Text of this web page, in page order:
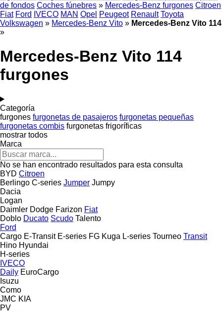
de fondos Coches fúnebres » Mercedes-Benz furgones Citroen
Fiat Ford IVECO MAN Opel Peugeot Renault Toyota
Volkswagen » Mercedes-Benz Vito » Mercedes-Benz Vito 114
»
Mercedes-Benz Vito 114
furgones
Categoría
furgones furgonetas de pasajeros furgonetas pequeñas
furgonetas combis furgonetas frigoríficas
mostrar todos
Marca
No se han encontrado resultados para esta consulta
BYD Citroen
Berlingo C-series Jumper Jumpy
Dacia
Logan
Daimler Dodge Farizon Fiat
Doblo Ducato Scudo Talento
Ford
Cargo E-Transit E-series FG Kuga L-series Tourneo Transit
Hino Hyundai
H-series
IVECO
Daily EuroCargo
Isuzu
Como
JMC KIA
PV